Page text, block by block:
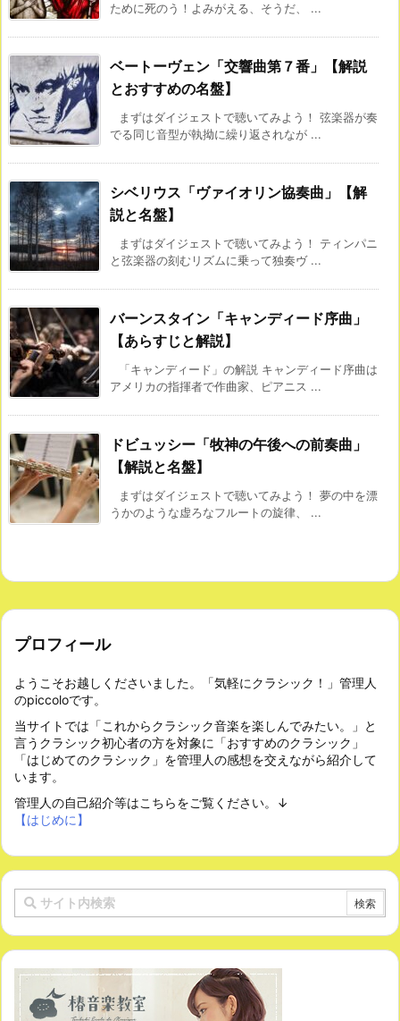
ために死のう！よみがえる、そうだ、 ...
ベートーヴェン「交響曲第７番」【解説
とおすすめの名盤】
まずはダイジェストで聴いてみよう！ 弦楽器が奏
でる同じ音型が執拗に繰り返されなが ...
シベリウス「ヴァイオリン協奏曲」【解
説と名盤】
まずはダイジェストで聴いてみよう！ ティンパニ
と弦楽器の刻むリズムに乗って独奏ヴ ...
バーンスタイン「キャンディード序曲」
【あらすじと解説】
「キャンディード」の解説 キャンディード序曲は
アメリカの指揮者で作曲家、ピアニス ...
ドビュッシー「牧神の午後への前奏曲」
【解説と名盤】
まずはダイジェストで聴いてみよう！ 夢の中を漂
うかのような虚ろなフルートの旋律、 ...
プロフィール
ようこそお越しくださいました。「気軽にクラシック！」管理人
のpiccoloです。
当サイトでは「これからクラシック音楽を楽しんでみたい。」と
言うクラシック初心者の方を対象に「おすすめのクラシック」
「はじめてのクラシック」を管理人の感想を交えながら紹介して
います。
管理人の自己紹介等はこちらをご覧ください。↓
【はじめに】